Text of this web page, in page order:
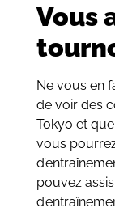
Vous
Ne vous en
de voir des
Tokyo et
vous
pouvez